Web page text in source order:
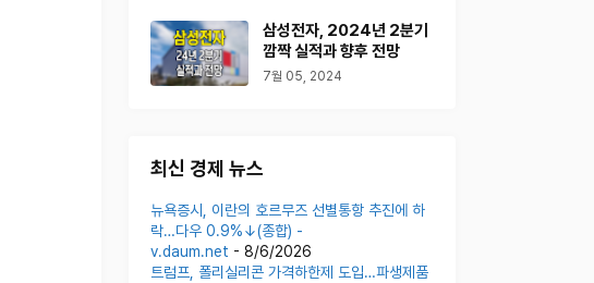
삼성전자, 2024년 2분기
깜짝 실적과 향후 전망
7월 05, 2024
최신 경제 뉴스
뉴욕증시, 이란의 호르무즈 선별통항 추진에 하
락…다우 0.9%↓(종합) -
v.daum.net - 8/6/2026
트럼프, 폴리실리콘 가격하한제 도입…파생제품